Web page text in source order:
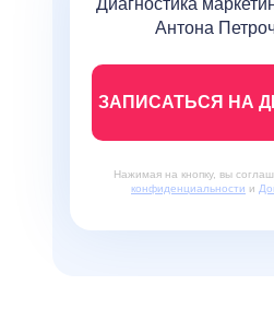
Диагностика
Антона
Нажимая на кнопку, вы
конфиденциальности и
ЗАПИСАТЬСЯ НА
Knauf, Biocodex,
C 2016 по 2018 г.г.
Tagline.В 2019 г.